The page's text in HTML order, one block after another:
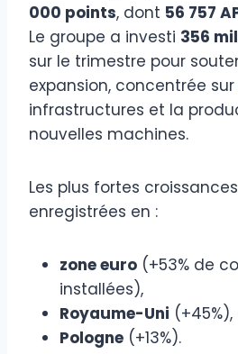
000 points, dont 56 757
Le groupe a investi 356
sur le trimestre pour
expansion, concentrée sur
infrastructures et la
nouvelles machines.
Les plus fortes
enregistrées en :
zone euro (+53% de
installées),
Royaume-Uni (+45%),
Pologne (+13%).